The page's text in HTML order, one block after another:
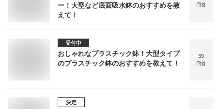
ー！大型など底面吸水鉢のおすすめを教
えて！
回答
受付中
おしゃれなプラスチック鉢！大型タイプ
のプラスチック鉢のおすすめを教えて！
39
回答
決定